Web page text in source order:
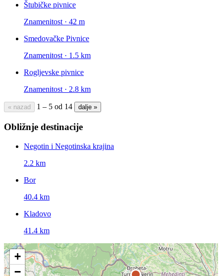
Štubičke pivnice
Znamenitost · 42 m
Smedovačke Pivnice
Znamenitost · 1.5 km
Rogljevske pivnice
Znamenitost · 2.8 km
« nazad 1 – 5 od 14 dalje »
Obližnje destinacije
Negotin i Negotinska krajina
2.2 km
Bor
40.4 km
Kladovo
41.4 km
+
−